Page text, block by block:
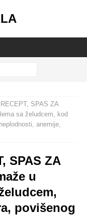
SPAS ZA
sa želudcem, kod
anemije,
SPAS ZA
u
povišenog